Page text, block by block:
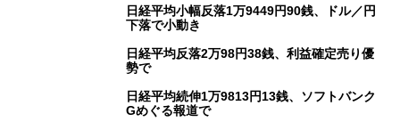
日経平均小幅反落1万9449円90銭、ドル／円
下落で小動き
日経平均反落2万98円38銭、利益確定売り優
勢で
日経平均続伸1万9813円13銭、ソフトバンク
Gめぐる報道で